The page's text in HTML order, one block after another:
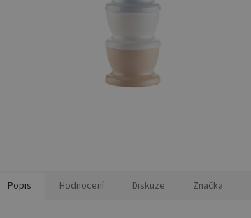
Popis Hodnocení Diskuze Značka